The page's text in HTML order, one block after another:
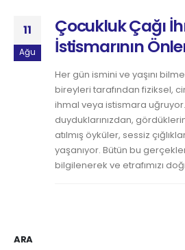
11
Ağu
Çocukluk Çağı
İstismarının
Her gün ismini ve yaşını
bireyleri tarafından fiziksel,
ihmal veya istismara uğruyor.
duyduklarınızdan,
atılmış öyküler, sessiz
yaşanıyor. Bütün bu
bilgilenerek ve etrafımızı
ARA